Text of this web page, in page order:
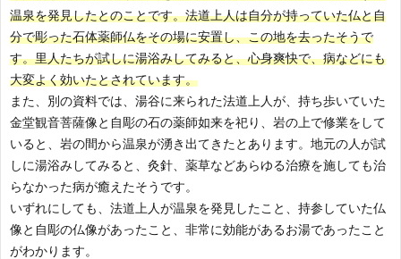
温泉を発見したとのことです。法道上人は自分が持っていた仏と自
分で彫った石体薬師仏をその場に安置し、この地を去ったそうで
す。里人たちが試しに湯浴みしてみると、心身爽快で、病などにも
大変よく効いたとされています。
また、別の資料では、湯谷に来られた法道上人が、持ち歩いていた
金堂観音菩薩像と自彫の石の薬師如来を祀り、岩の上で修業をして
いると、岩の間から温泉が湧き出てきたとあります。地元の人が試
しに湯浴みしてみると、灸針、薬草などあらゆる治療を施しても治
らなかった病が癒えたそうです。
いずれにしても、法道上人が温泉を発見したこと、持参していた仏
像と自彫の仏像があったこと、非常に効能があるお湯であったこと
がわかります。